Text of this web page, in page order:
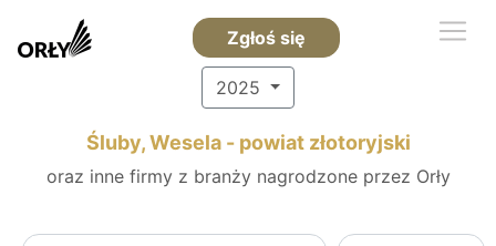
Zgłoś się
2025
Śluby, Wesela - powiat złotoryjski
oraz inne firmy z branży nagrodzone przez Orły